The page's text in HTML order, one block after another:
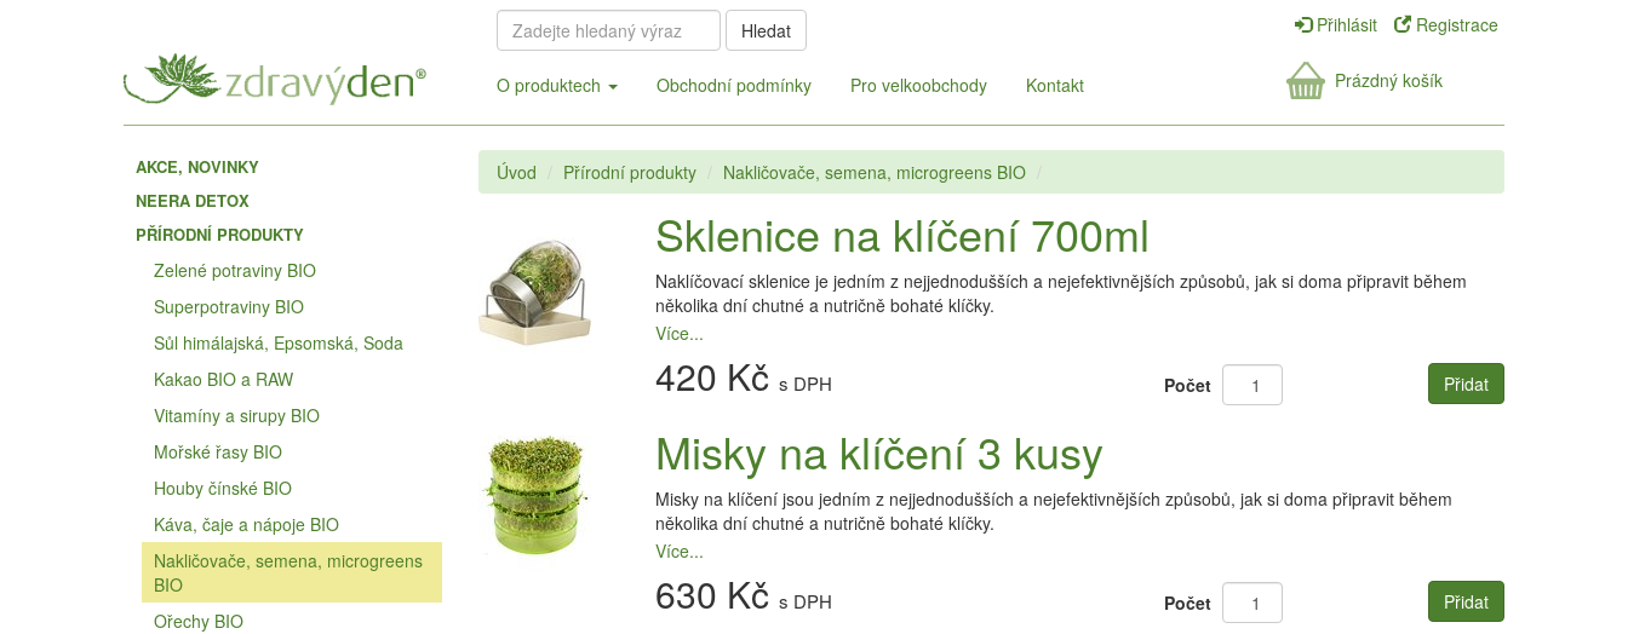
Hledat Přihlásit Registrace
O produktech Obchodní podmínky Pro velkoobchody Kontakt Prázdný košík
AKCE, NOVINKY
NEERA DETOX
PŘÍRODNÍ PRODUKTY
Zelené potraviny BIO
Superpotraviny BIO
Sůl himálajská, Epsomská, Soda
Kakao BIO a RAW
Vitamíny a sirupy BIO
Mořské řasy BIO
Houby čínské BIO
Káva, čaje a nápoje BIO
Nakličovače, semena, microgreens
BIO
Ořechy BIO
Úvod Přírodní produkty Nakličovače, semena, microgreens BIO
Sklenice na klíčení 700ml
Naklíčovací sklenice je jedním z nejjednodušších a nejefektivnějších způsobů, jak si doma připravit během
několika dní chutné a nutričně bohaté klíčky.
Více...
420 Kč s DPH Počet Přidat
Misky na klíčení 3 kusy
Misky na klíčení jsou jedním z nejjednodušších a nejefektivnějších způsobů, jak si doma připravit během
několika dní chutné a nutričně bohaté klíčky.
Více...
630 Kč s DPH Počet Přidat